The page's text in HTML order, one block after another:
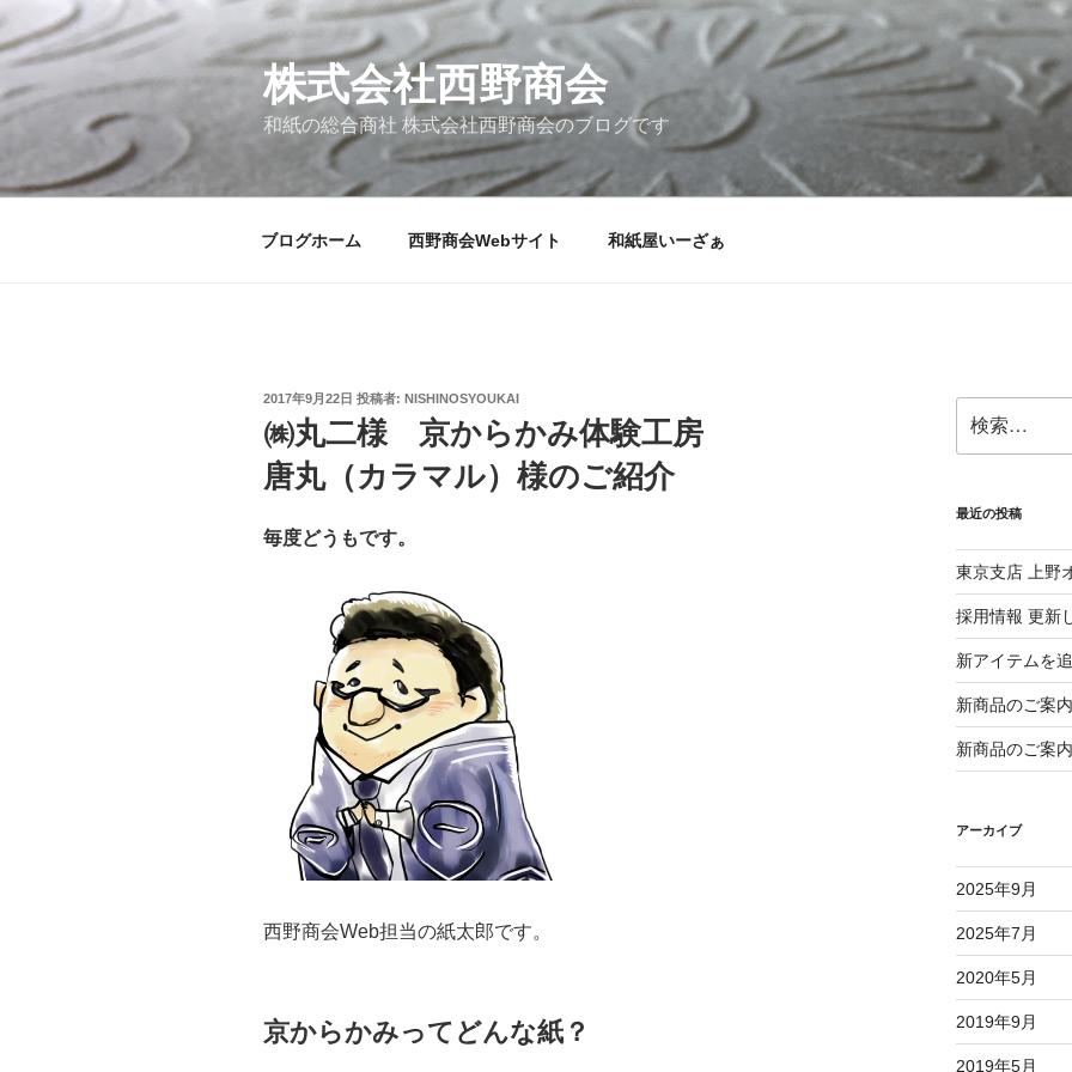
コ
ン
テ
ン
ツ
ス
株式会社西野商会
和紙の総合商社 株式会社西野商会のブログです
ブログホーム 西野商会Webサイト 和紙屋いーざぁ
投
日:
2017年9月22日 投稿者: NISHINOSYOUKAI
㈱丸二様 京からかみ体験工房
唐丸（カラマル）様のご紹介
毎度どうもです。
西野商会Web担当の紙太郎です。
京からかみってどんな紙？
索:
最近の投稿
東京支店 上野
採用情報 更新
新アイテムを
新商品のご案
新商品のご案
アーカイブ
2025年9月
2025年7月
2020年5月
2019年9月
2019年5月